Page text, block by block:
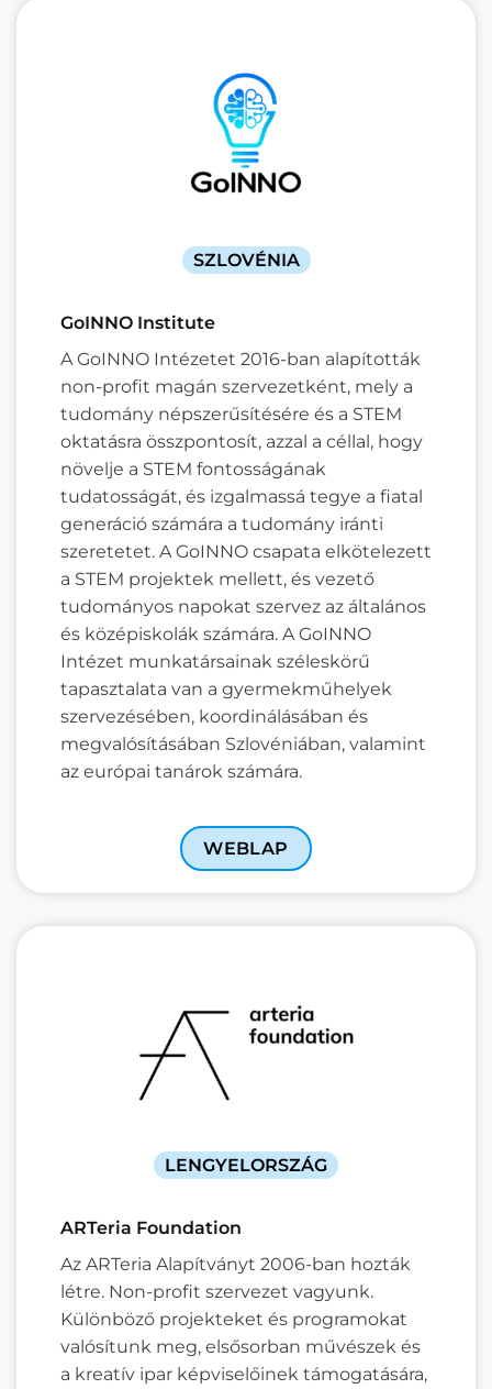
SZLOVÉNIA
GoINNO Institute
A GoINNO Intézetet 2016-ban alapították
non-profit magán szervezetként, mely a
tudomány népszerűsítésére és a STEM
oktatásra összpontosít, azzal a céllal, hogy
növelje a STEM fontosságának
tudatosságát, és izgalmassá tegye a fiatal
generáció számára a tudomány iránti
szeretetet. A GoINNO csapata elkötelezett
a STEM projektek mellett, és vezető
tudományos napokat szervez az általános
és középiskolák számára. A GoINNO
Intézet munkatársainak széleskörű
tapasztalata van a gyermekműhelyek
szervezésében, koordinálásában és
megvalósításában Szlovéniában, valamint
az európai tanárok számára.
WEBLAP
LENGYELORSZÁG
ARTeria Foundation
Az ARTeria Alapítványt 2006-ban hozták
létre. Non-profit szervezet vagyunk.
Különböző projekteket és programokat
valósítunk meg, elsősorban művészek és
a kreatív ipar képviselőinek támogatására,